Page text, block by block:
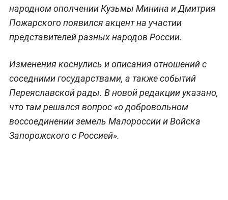
народном ополчении Кузьмы Минина и Дмитрия
Пожарского появился акцент на участии
представителей разных народов России.
Изменения коснулись и описания отношений с
соседними государствами, а также событий
Переяславской рады. В новой редакции указано,
что там решался вопрос «о добровольном
воссоединении земель Малороссии и Войска
Запорожского с Россией».